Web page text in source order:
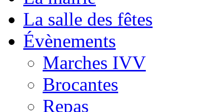
La salle des fêtes
Évènements
Marches IVV
Brocantes
Repas